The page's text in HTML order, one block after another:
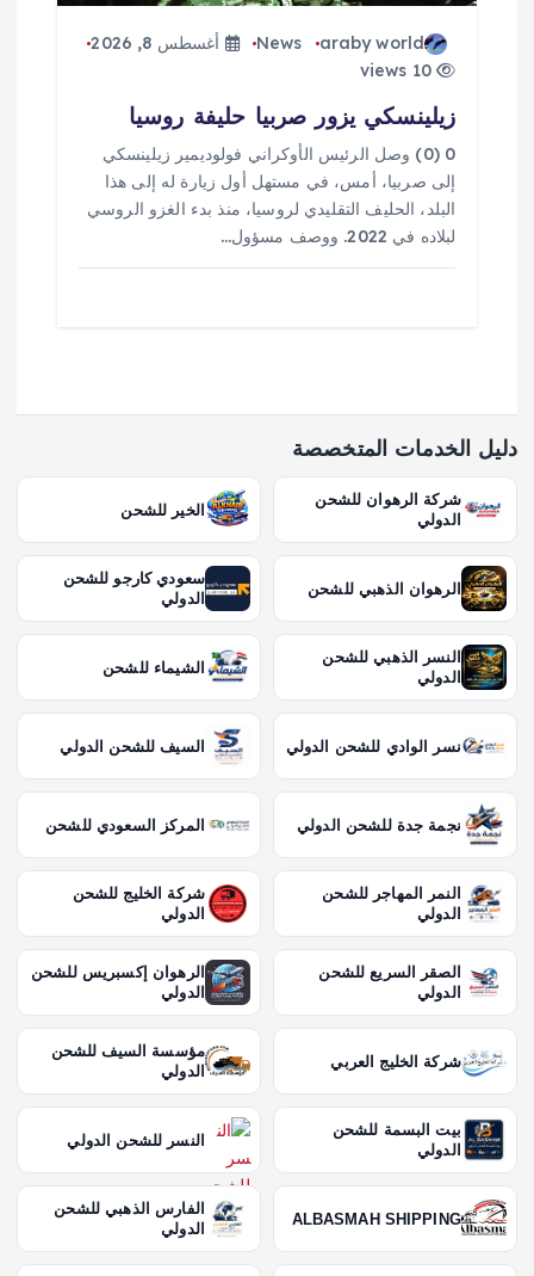
araby world
News
أغسطس 8, 2026
10 views
زيلينسكي يزور صربيا حليفة روسيا
0 (0) وصل الرئيس الأوكراني فولوديمير زيلينسكي
إلى صربيا، أمس، في مستهل أول زيارة له إلى هذا
البلد، الحليف التقليدي لروسيا، منذ بدء الغزو الروسي
لبلاده في 2022. ووصف مسؤول…
دليل الخدمات المتخصصة
شركة الرهوان للشحن
الدولي
الخير للشحن
الرهوان الذهبي للشحن
سعودي كارجو للشحن
الدولي
النسر الذهبي للشحن
الدولي
الشيماء للشحن
نسر الوادي للشحن الدولي السيف للشحن الدولي
نجمة جدة للشحن الدولي المركز السعودي للشحن
النمر المهاجر للشحن
الدولي
شركة الخليج للشحن
الدولي
الصقر السريع للشحن
الدولي
الرهوان إكسبريس للشحن
الدولي
شركة الخليج العربي
مؤسسة السيف للشحن
الدولي
بيت البسمة للشحن
الدولي
النسر للشحن الدولي
ALBASMAH SHIPPING
الفارس الذهبي للشحن
الدولي